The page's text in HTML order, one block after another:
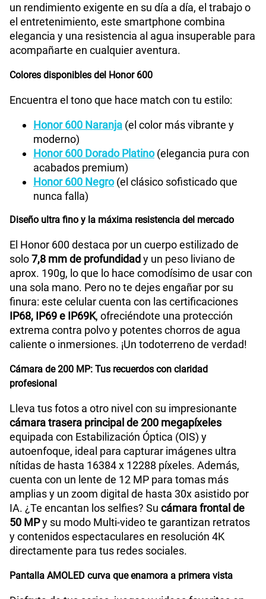
Paga solo
185GBen alta velocidad
S/ 189.90
200GB
Ver menos planes
un rendimiento exigente en su día a día, el trabajo o
el entretenimiento, este smartphone combina
elegancia y una resistencia al agua insuperable para
acompañarte en cualquier aventura.
Colores disponibles del Honor 600
Encuentra el tono que hace match con tu estilo:
Honor 600 Naranja (el color más vibrante y
moderno)
Honor 600 Dorado Platino(elegancia pura con
acabados premium)
Honor 600 Negro(el clásico sofisticado que
nunca falla)
Diseño ultra fino y la máxima resistencia del mercado
El Honor 600 destaca por un cuerpo estilizado de
solo7,8 mm de profundidady un peso liviano de
aprox. 190g, lo que lo hace comodísimo de usar con
una sola mano. Pero no te dejes engañar por su
finura: este celular cuenta con las certificaciones
IP68, IP69 e IP69K, ofreciéndote una protección
extrema contra polvo y potentes chorros de agua
caliente o inmersiones. ¡Un todoterreno de verdad!
Cámara de 200 MP: Tus recuerdos con claridad
profesional
Lleva tus fotos a otro nivel con su impresionante
cámara trasera principal de 200 megapíxeles
equipada con Estabilización Óptica (OIS) y
autoenfoque, ideal para capturar imágenes ultra
nítidas de hasta 16384 x 12288 píxeles. Además,
cuenta con un lente de 12 MP para tomas más
amplias y un zoom digital de hasta 30x asistido por
IA. ¿Te encantan los selfies? Su cámara frontal de
50 MPy su modo Multi-video te garantizan retratos
y contenidos espectaculares en resolución 4K
directamente para tus redes sociales.
Pantalla AMOLED curva que enamora a primera vista